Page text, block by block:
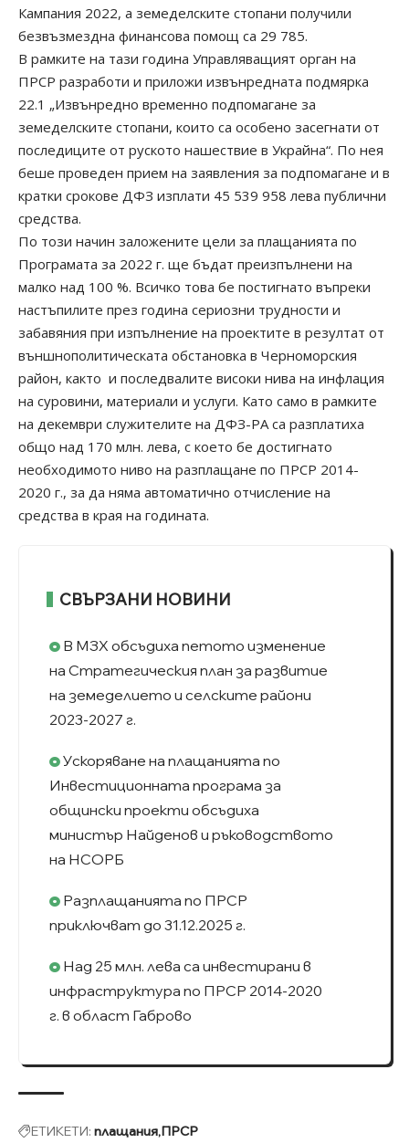
Кампания 2022, а земеделските стопани получили
безвъзмездна финансова помощ са 29 785.
В рамките на тази година Управляващият орган на
ПРСР разработи и приложи извънредната подмярка
22.1 „Извънредно временно подпомагане за
земеделските стопани, които са особено засегнати от
последиците от руското нашествие в Украйна“. По нея
беше проведен прием на заявления за подпомагане и в
кратки срокове ДФЗ изплати 45 539 958 лева публични
средства.
По този начин заложените цели за плащанията по
Програмата за 2022 г. ще бъдат преизпълнени на
малко над 100 %. Всичко това бе постигнато въпреки
настъпилите през година сериозни трудности и
забавяния при изпълнение на проектите в резултат от
външнополитическата обстановка в Черноморския
район, както и последвалите високи нива на инфлация
на суровини, материали и услуги. Като само в рамките
на декември служителите на ДФЗ-РА са разплатиха
общо над 170 млн. лева, с което бе достигнато
необходимото ниво на разплащане по ПРСР 2014-
2020 г., за да няма автоматично отчисление на
средства в края на годината.
СВЪРЗАНИ НОВИНИ
В МЗХ обсъдиха петото изменение
на Стратегическия план за развитие
на земеделието и селските райони
2023-2027 г.
Ускоряване на плащанията по
Инвестиционната програма за
общински проекти обсъдиха
министър Найденов и ръководството
на НСОРБ
Разплащанията по ПРСР
приключват до 31.12.2025 г.
Над 25 млн. лева са инвестирани в
инфраструктура по ПРСР 2014-2020
г. в област Габрово
ЕТИКЕТИ: плащания ПРСР